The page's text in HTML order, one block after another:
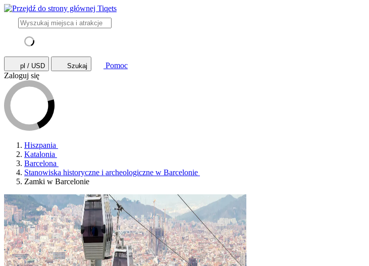
pl / USD Szukaj
Pomoc
Zaloguj się
Hiszpania
Katalonia
Barcelona
Stanowiska historyczne i archeologiczne w Barcelonie
Zamki w Barcelonie